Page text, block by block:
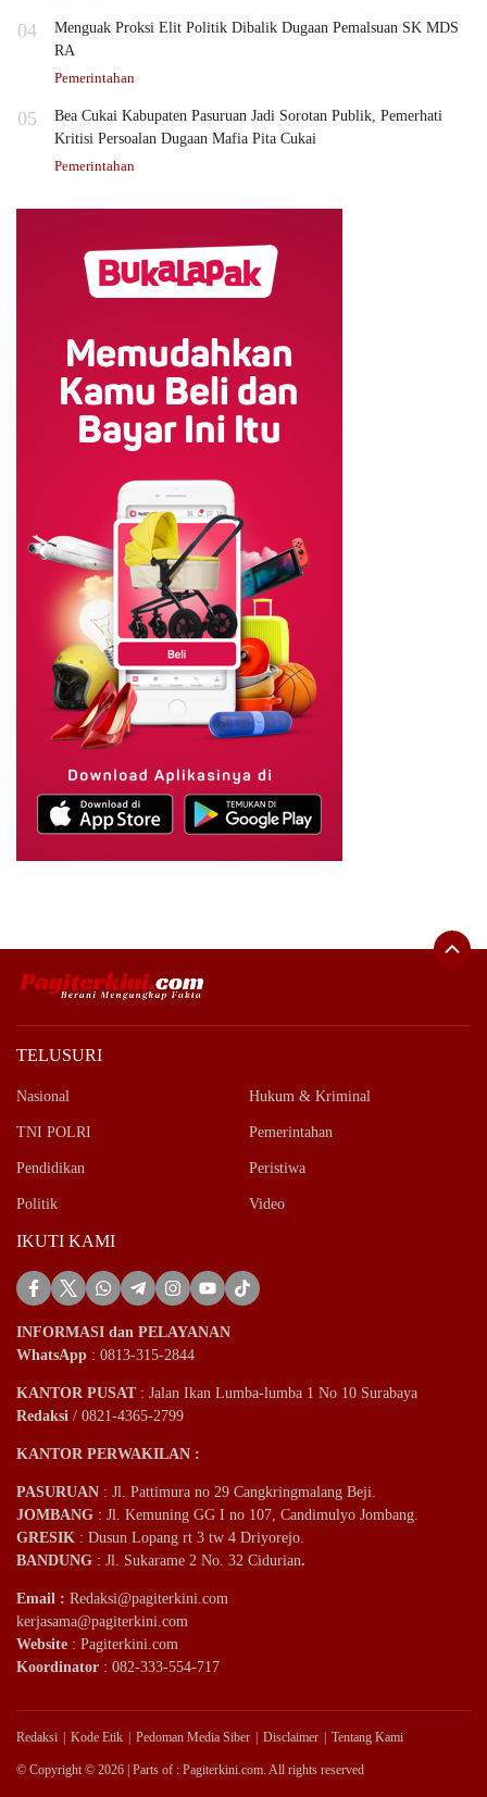
04
Menguak Proksi Elit Politik Dibalik Dugaan Pemalsuan SK MDS
RA
Pemerintahan
05
Bea Cukai Kabupaten Pasuruan Jadi Sorotan Publik, Pemerhati
Kritisi Persoalan Dugaan Mafia Pita Cukai
Pemerintahan
TELUSURI
Nasional Hukum & Kriminal
TNI POLRI Pemerintahan
Pendidikan Peristiwa
Politik Video
IKUTI KAMI
INFORMASI dan PELAYANAN
WhatsApp : 0813-315-2844
KANTOR PUSAT: Jalan Ikan Lumba-lumba 1 No 10 Surabaya
Redaksi / 0821-4365-2799
KANTOR PERWAKILAN :
PASURUAN : Jl. Pattimura no 29 Cangkringmalang Beji.
JOMBANG : Jl. Kemuning GG I no 107, Candimulyo Jombang.
GRESIK : Dusun Lopang rt 3 tw 4 Driyorejo.
BANDUNG : Jl. Sukarame 2 No. 32 Cidurian.
Email : Redaksi@pagiterkini.com
kerjasama@pagiterkini.com
Website : Pagiterkini.com
Koordinator : 082-333-554-717
Redaksi Kode Etik Pedoman Media Siber Disclaimer Tentang Kami
© Copyright © 2026 | Parts of : Pagiterkini.com. All rights reserved